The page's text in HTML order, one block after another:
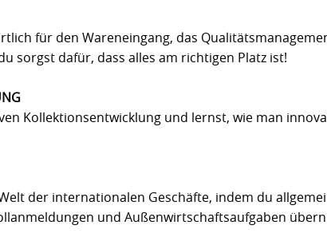
für den Wareneingang, das
sorgst dafür, dass alles am richtigen Platz ist!
Kollektionsentwicklung und lernst, wie man
der internationalen Geschäfte, indem du
und Außenwirtschaftsaufgaben